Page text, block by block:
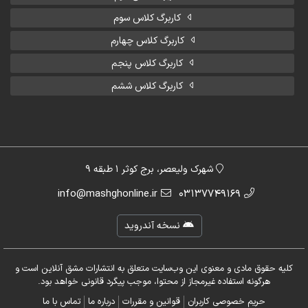
کاربرگ کلاس سوم
کاربرگ کلاس چهارم
کاربرگ کلاس پنجم
کاربرگ کلاس ششم
شهرک ولیعصر، برج کوثر 1 طبقه 9
03137749169
info@mashghonline.ir
نسخه آندروید
کلیه حقوق مادی و معنوی این وب‌سایت متعلق به انتشارات مشق آنلاین است و
هرگونه استفاده غیرمجاز از محتوا، موجب پیگرد قانونی خواهد بود.
حریم خصوصی کاربران قوانین و مقررات درباره ما تماس با ما